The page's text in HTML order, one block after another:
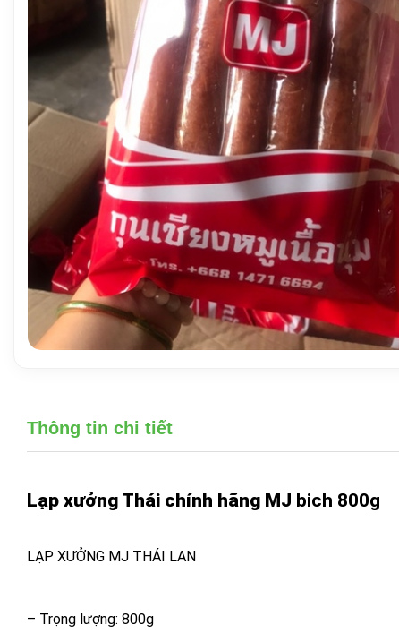
Thông tin chi tiết
Lạp xưởng Thái chính hãng MJ bich 800g
LẠP XƯỞNG MJ THÁI LAN
– Trọng lượng: 800g